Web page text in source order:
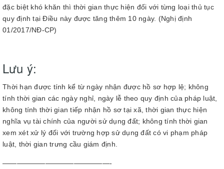
đặc biệt khó khăn thì thời gian thực hiện đối với từng loại thủ tục
quy định tại Điều này được tăng thêm 10 ngày. (Nghị định
01/2017/NĐ-CP)
Lưu ý:
Thời hạn được tính kể từ ngày nhận được hồ sơ hợp lệ; không
tính thời gian các ngày nghỉ, ngày lễ theo quy định của pháp luật,
không tính thời gian tiếp nhận hồ sơ tại xã, thời gian thực hiện
nghĩa vụ tài chính của người sử dụng đất; không tính thời gian
xem xét xử lý đối với trường hợp sử dụng đất có vi phạm pháp
luật, thời gian trưng cầu giám định.
———————————————-